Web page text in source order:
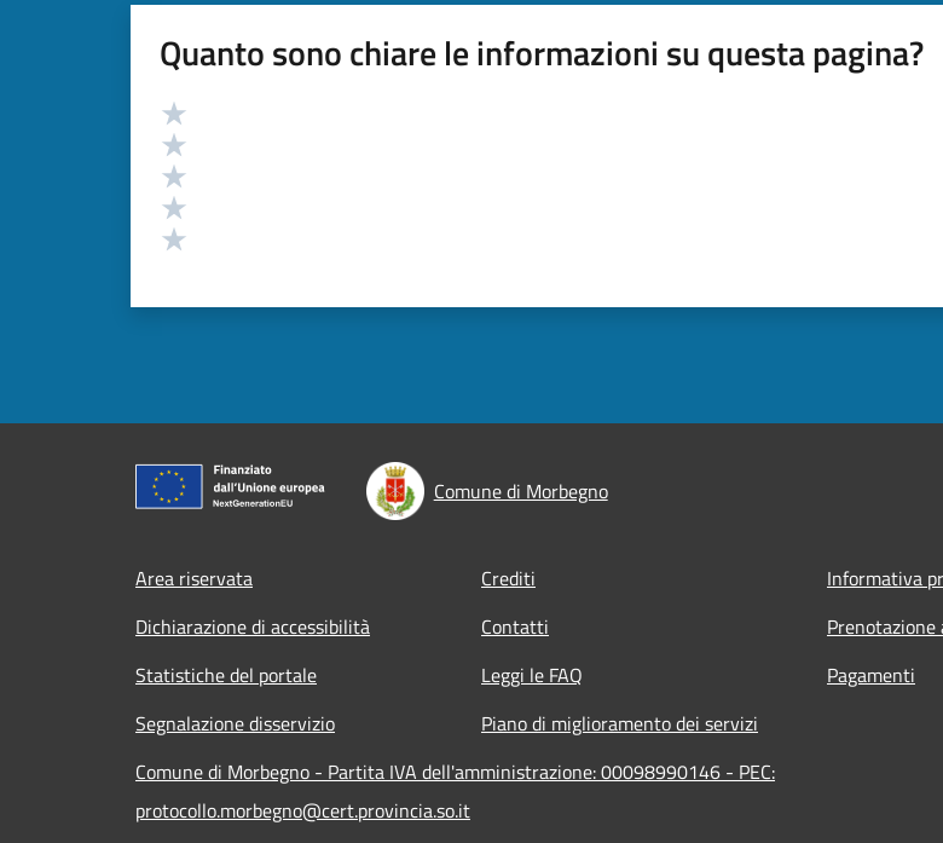
Quanto sono chiare le informazioni su questa pagina?
Valutazione
Comune di Morbegno
Footer menu
Area riservata Crediti Informativa
Dichiarazione di accessibilità
Contatti
Statistiche del portale
Leggi le FAQ Pagamenti
Segnalazione disservizio
Piano di miglioramento dei servizi
Comune di Morbegno - Partita IVA dell'amministrazione: 00098990146 - PEC:
protocollo.morbegno@cert.provincia.so.it